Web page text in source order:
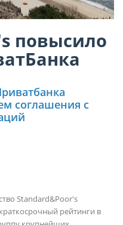
повысило
соглашения с
Standard&Poor's
рейтинги в